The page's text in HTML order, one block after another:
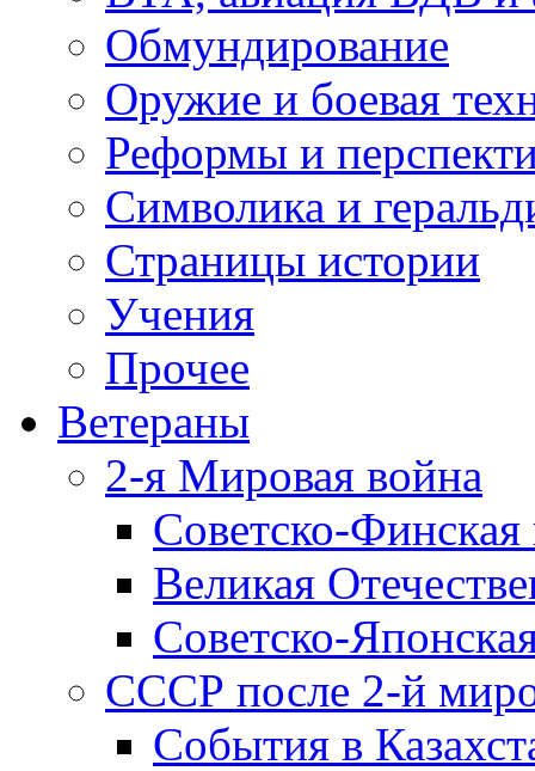
Обмундирование
Оружие и боевая
Реформы и
Символика и
Страницы истории
Учения
Прочее
Ветераны
2-я Мировая война
Советско-
Великая
Советско-
СССР после 2-й
События в